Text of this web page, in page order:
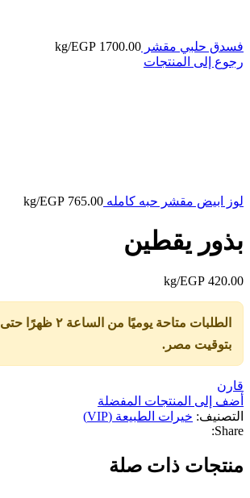
فسدق حلبي مقشر EGP 1700.00
/kg
رجوع إلى المنتجات
لوز ابيض مقشر حبه كامله EGP 765.00
/kg
بذور يقطين
EGP 420.00
/kg
بتوقيت مصر.
قارن
أضف إلى المنتجات المفضلة
التصنيف: خيرات الطبيعة (VIP)
Share:
منتجات ذات صلة